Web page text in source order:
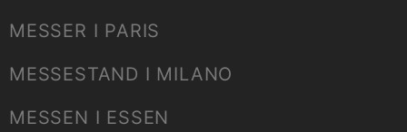
MESSER I PARIS
MESSESTAND I MILANO
MESSEN I ESSEN